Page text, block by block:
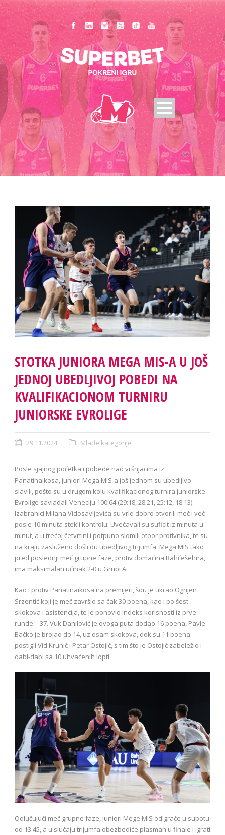
STOTKA JUNIORA MEGA MIS-A U JOŠ
JEDNOJ UBEDLJIVOJ POBEDI NA
KVALIFIKACIONOM TURNIRU
JUNIORSKE EVROLIGE
29.11.2024. Mlađe kategorije
Posle sjajnog početka i pobede nad vršnjacima iz
Panatinaikosa, juniori Mega MIS-a još jednom su ubedljivo
slavili, pošto su u drugom kolu kvalifikacionog turnira juniorske
Evrolige savladali Veneciju 100:64 (29:18, 28:21, 25:12, 18:13).
Izabranici Milana Vidosavljevića su vrlo dobro otvorili meč i već
posle 10 minuta stekli kontrolu. Uvećavali su suficit iz minuta u
minut, a u trećoj četvrtini i potpuno slomili otpor protivnika, te su
na kraju zasluženo došli du ubedljivog trijumfa. Mega MIS tako
pred poslednji meč grupne faze, protiv domaćina Bahčešehira,
ima maksimalan učinak 2-0 u Grupi A.
Kao i protiv Panatinaikosa na premijeri, šou je ukrao Ognjen
Srzentić koji je meč završio sa čak 30 poena, kao i po šest
skokova i asistencija, te je ponovio indeks korisnosti iz prve
runde – 37. Vuk Danilović je ovoga puta dodao 16 poena, Pavle
Bačko je brojao do 14, uz osam skokova, dok su 11 poena
postigli Vid Krunić i Petar Ostojić, s tim što je Ostojić zabeležio i
dabl-dabl sa 10 uhvaćenih lopti.
Odlučujući meč grupne faze, juniori Mege MIS odigraće u subotu
od 13.45, a u slučaju trijumfa obezbediće plasman u finale i igrati